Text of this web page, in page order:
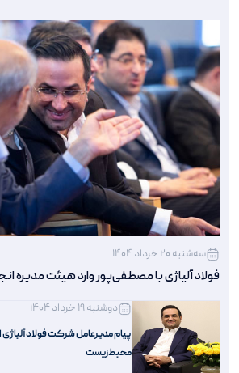
سه‌شنبه 20 خرداد 1404
فولاد آلیاژی با مصطفی‌پور وارد هیئت مدیره
دوشنبه 19 خرداد 1404
پیام مدیرعامل شرکت فولاد
محیط‌زیست